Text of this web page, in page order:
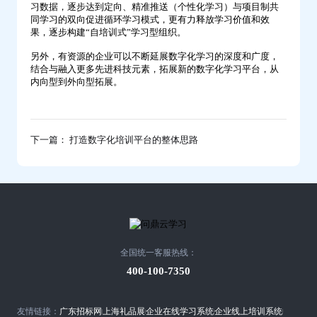
习数据，逐步达到定向、精准推送（个性化学习）与项目制共
同学习的双向促进循环学习模式，更有力释放学习价值和效
果，逐步构建“自培训式”学习型组织。
另外，有资源的企业可以不断延展数字化学习的深度和广度，
结合与融入更多先进科技元素，拓展新的数字化学习平台，从
内向型到外向型拓展。
下一篇： 打造数字化培训平台的整体思路
友情链接： 广东招标网上海礼品展企业在线学习系统企业线上培训系统
全国统一客服热线：
400-100-7350